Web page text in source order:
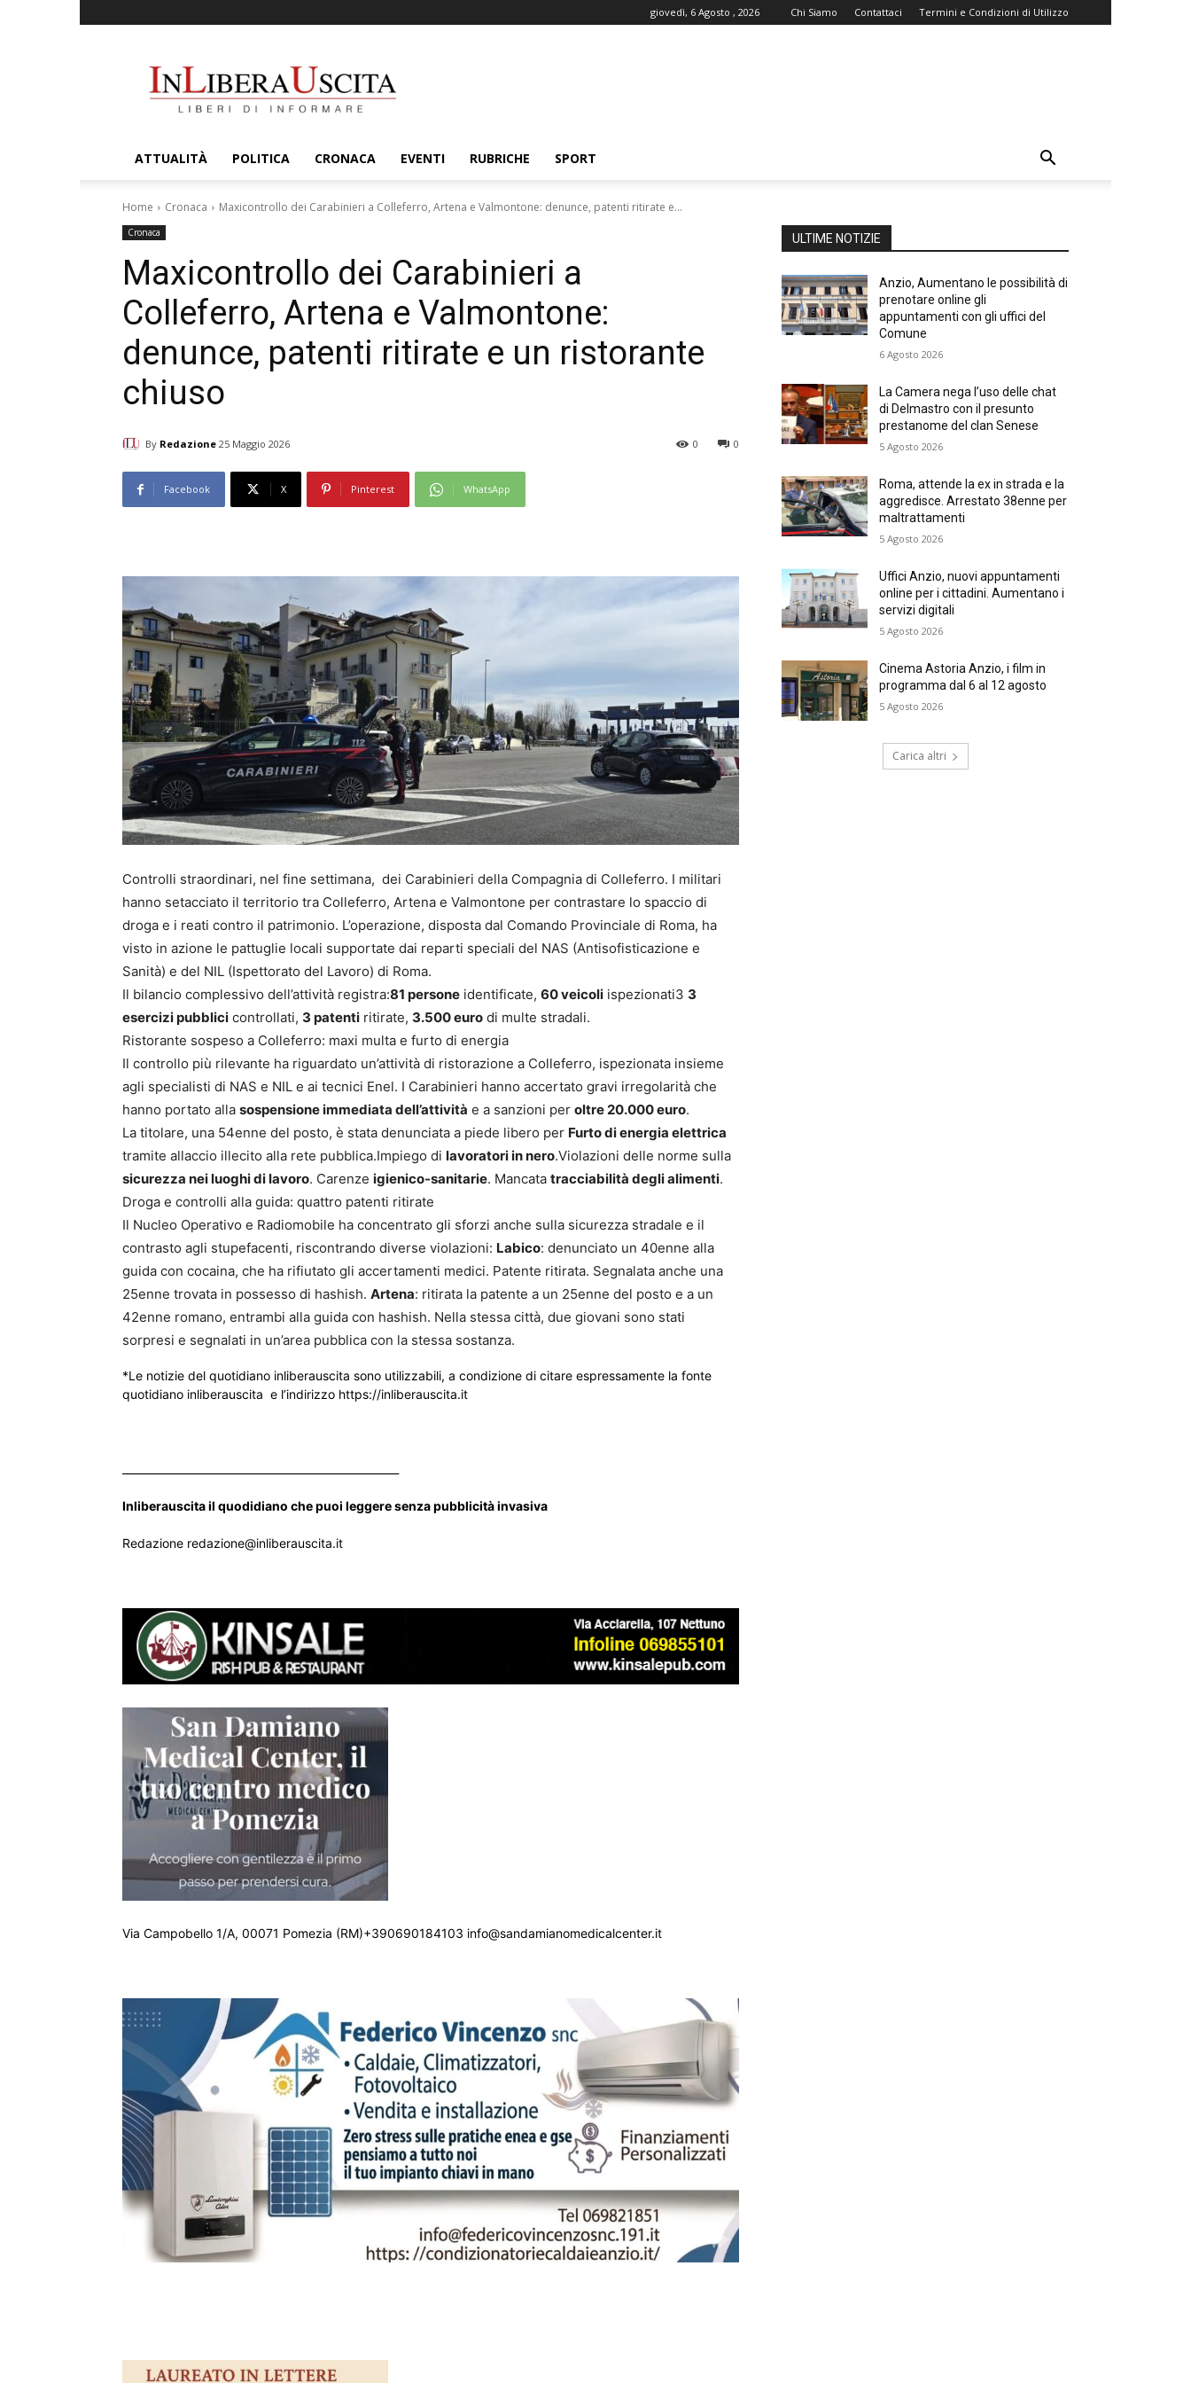
giovedì, 6 Agosto , 2026 Chi Siamo Contattaci Termini e Condizioni di Utilizzo
ATTUALITÀ POLITICA CRONACA EVENTI RUBRICHE SPORT
Home Cronaca Maxicontrollo dei Carabinieri a Colleferro, Artena e Valmontone: denunce, patenti ritirate e...
Cronaca
Maxicontrollo dei Carabinieri a
Colleferro, Artena e Valmontone:
denunce, patenti ritirate e un ristorante
chiuso
By Redazione 25 Maggio 2026 0
0
Facebook X Pinterest WhatsApp
Controlli straordinari, nel fine settimana, dei Carabinieri della Compagnia di Colleferro. I militari
hanno setacciato il territorio tra Colleferro, Artena e Valmontone per contrastare lo spaccio di
droga e i reati contro il patrimonio. L’operazione, disposta dal Comando Provinciale di Roma, ha
visto in azione le pattuglie locali supportate dai reparti speciali del NAS (Antisofisticazione e
Sanità) e del NIL (Ispettorato del Lavoro) di Roma.
Il bilancio complessivo dell’attività registra:81 persone identificate, 60 veicoli ispezionati3 3
esercizi pubblici controllati, 3 patenti ritirate, 3.500 euro di multe stradali.
Ristorante sospeso a Colleferro: maxi multa e furto di energia
Il controllo più rilevante ha riguardato un’attività di ristorazione a Colleferro, ispezionata insieme
agli specialisti di NAS e NIL e ai tecnici Enel. I Carabinieri hanno accertato gravi irregolarità che
hanno portato alla sospensione immediata dell’attività e a sanzioni per oltre 20.000 euro.
La titolare, una 54enne del posto, è stata denunciata a piede libero per Furto di energia elettrica
tramite allaccio illecito alla rete pubblica.Impiego di lavoratori in nero.Violazioni delle norme sulla
sicurezza nei luoghi di lavoro. Carenze igienico-sanitarie. Mancata tracciabilità degli alimenti.
Droga e controlli alla guida: quattro patenti ritirate
Il Nucleo Operativo e Radiomobile ha concentrato gli sforzi anche sulla sicurezza stradale e il
contrasto agli stupefacenti, riscontrando diverse violazioni: Labico: denunciato un 40enne alla
guida con cocaina, che ha rifiutato gli accertamenti medici. Patente ritirata. Segnalata anche una
25enne trovata in possesso di hashish. Artena: ritirata la patente a un 25enne del posto e a un
42enne romano, entrambi alla guida con hashish. Nella stessa città, due giovani sono stati
sorpresi e segnalati in un’area pubblica con la stessa sostanza.
*Le notizie del quotidiano inliberauscita sono utilizzabili, a condizione di citare espressamente la fonte
quotidiano inliberauscita e l’indirizzo https://inliberauscita.it
Inliberauscita il quodidiano che puoi leggere senza pubblicità invasiva
Redazione redazione@inliberauscita.it
Via Campobello 1/A, 00071 Pomezia (RM)+390690184103 info@sandamianomedicalcenter.it
ULTIME NOTIZIE
Anzio, Aumentano le possibilità di
prenotare online gli
appuntamenti con gli uffici del
Comune
6 Agosto 2026
La Camera nega l’uso delle chat
di Delmastro con il presunto
prestanome del clan Senese
5 Agosto 2026
Roma, attende la ex in strada e la
aggredisce. Arrestato 38enne per
maltrattamenti
5 Agosto 2026
Uffici Anzio, nuovi appuntamenti
online per i cittadini. Aumentano i
servizi digitali
5 Agosto 2026
Cinema Astoria Anzio, i film in
programma dal 6 al 12 agosto
5 Agosto 2026
Carica altri